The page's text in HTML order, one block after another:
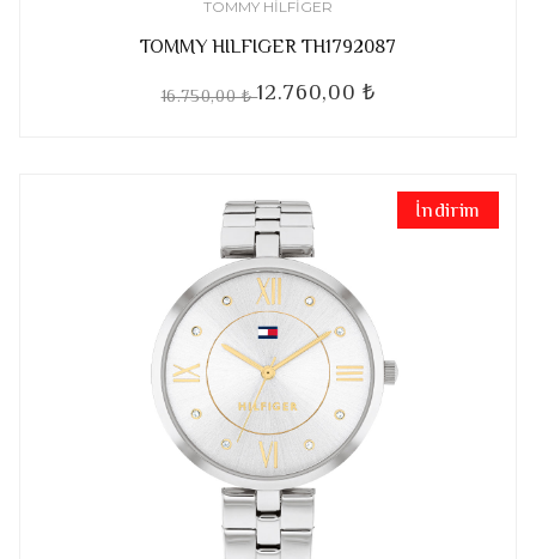
TOMMY HILFIGER
TOMMY HILFIGER TH1792087
16.750,00 ₺12.760,00 ₺
İndirim